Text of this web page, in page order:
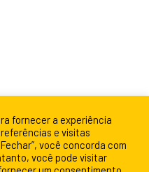
fornecer a experiência
e visitas
você concorda com
você pode visitar